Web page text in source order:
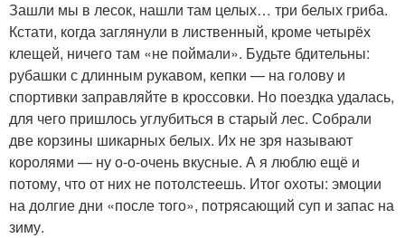
Зашли мы в лесок, нашли там целых… три белых гриба.
Кстати, когда заглянули в лиственный, кроме четырёх
клещей, ничего там «не поймали». Будьте бдительны:
рубашки с длинным рукавом, кепки — на голову и
спортивки заправляйте в кроссовки. Но поездка удалась,
для чего пришлось углубиться в старый лес. Собрали
две корзины шикарных белых. Их не зря называют
королями — ну о-о-очень вкусные. А я люблю ещё и
потому, что от них не потолстеешь. Итог охоты: эмоции
на долгие дни «после того», потрясающий суп и запас на
зиму.